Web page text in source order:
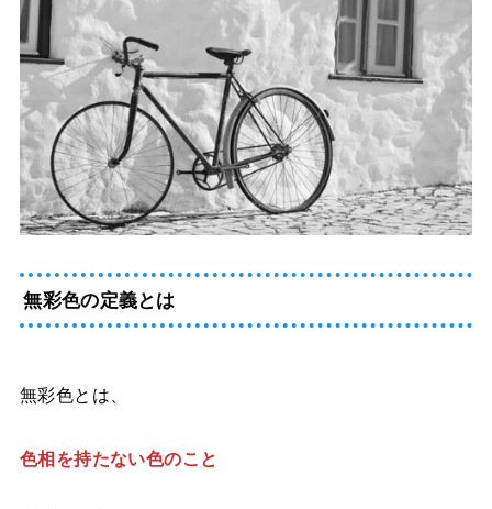
無彩色の定義とは
無彩色とは、
色相を持たない色のこと